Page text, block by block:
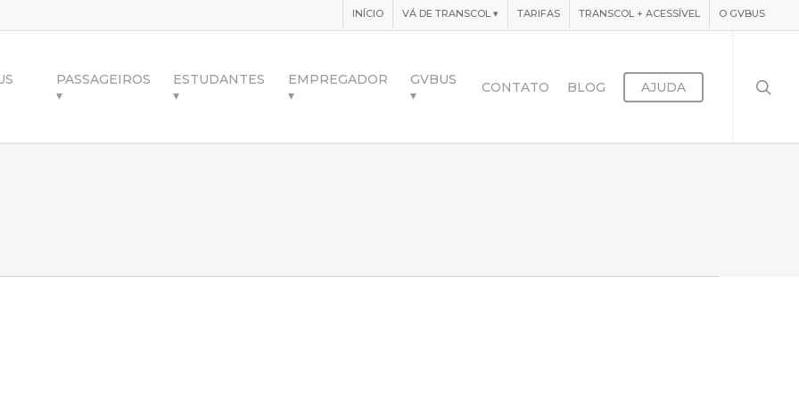
INÍCIO VÁ DE TRANSCOL ▾ TARIFAS TRANSCOL + ACESSÍVEL O GVBUS
PASSAGEIROS
▾
ESTUDANTES
▾
EMPREGADOR
▾
GVBUS
▾
CONTATO BLOG AJUDA